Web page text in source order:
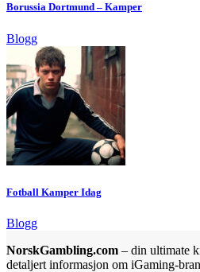
Borussia Dortmund – Kamper
Blogg
Fotball Kamper Idag
Blogg
NorskGambling.com – din ultimate
detaljert informasjon om iGaming-